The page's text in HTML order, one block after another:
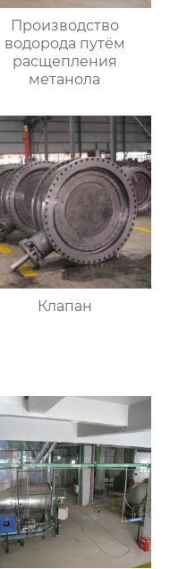
Производство
водорода путём
расщепления
метанола
Клапан